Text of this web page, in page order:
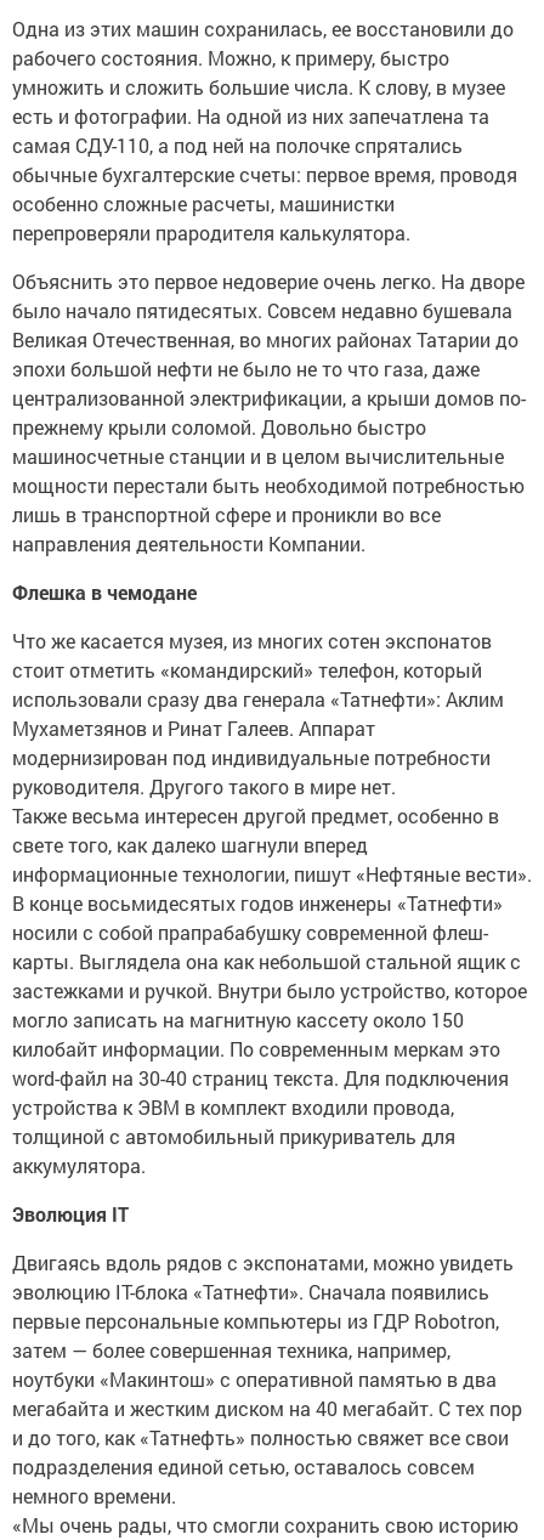
Одна из этих машин сохранилась, ее восстановили до
рабочего состояния. Можно, к примеру, быстро
умножить и сложить большие числа. К слову, в музее
есть и фотографии. На одной из них запечатлена та
самая СДУ-110, а под ней на полочке спрятались
обычные бухгалтерские счеты: первое время, проводя
особенно сложные расчеты, машинистки
перепроверяли прародителя калькулятора.
Объяснить это первое недоверие очень легко. На дворе
было начало пятидесятых. Совсем недавно бушевала
Великая Отечественная, во многих районах Татарии до
эпохи большой нефти не было не то что газа, даже
централизованной электрификации, а крыши домов по-
прежнему крыли соломой. Довольно быстро
машиносчетные станции и в целом вычислительные
мощности перестали быть необходимой потребностью
лишь в транспортной сфере и проникли во все
направления деятельности Компании.
Флешка в чемодане
Что же касается музея, из многих сотен экспонатов
стоит отметить «командирский» телефон, который
использовали сразу два генерала «Татнефти»: Аклим
Мухаметзянов и Ринат Галеев. Аппарат
модернизирован под индивидуальные потребности
руководителя. Другого такого в мире нет.
Также весьма интересен другой предмет, особенно в
свете того, как далеко шагнули вперед
информационные технологии, пишут «Нефтяные вести».
В конце восьмидесятых годов инженеры «Татнефти»
носили с собой прапрабабушку современной флеш-
карты. Выглядела она как небольшой стальной ящик с
застежками и ручкой. Внутри было устройство, которое
могло записать на магнитную кассету около 150
килобайт информации. По современным меркам это
word-файл на 30-40 страниц текста. Для подключения
устройства к ЭВМ в комплект входили провода,
толщиной с автомобильный прикуриватель для
аккумулятора.
Эволюция IT
Двигаясь вдоль рядов с экспонатами, можно увидеть
эволюцию IT-блока «Татнефти». Сначала появились
первые персональные компьютеры из ГДР Robotron,
затем — более совершенная техника, например,
ноутбуки «Макинтош» с оперативной памятью в два
мегабайта и жестким диском на 40 мегабайт. С тех пор
и до того, как «Татнефть» полностью свяжет все свои
подразделения единой сетью, оставалось совсем
немного времени.
«Мы очень рады, что смогли сохранить свою историю